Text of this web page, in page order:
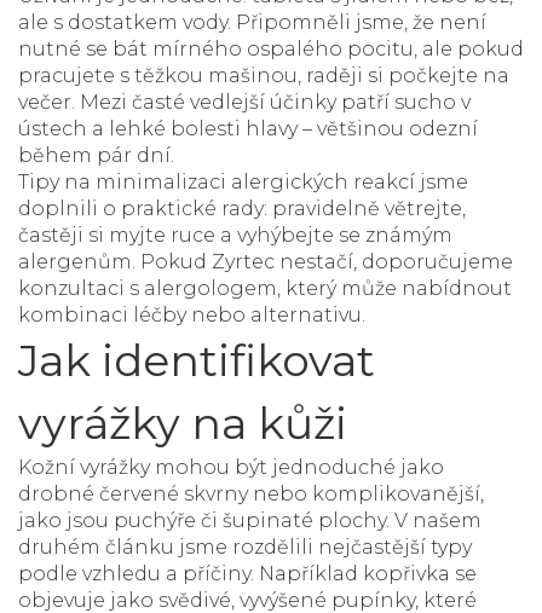
ale s dostatkem vody. Připomněli jsme, že není
nutné se bát mírného ospalého pocitu, ale pokud
pracujete s těžkou mašinou, raději si počkejte na
večer. Mezi časté vedlejší účinky patří sucho v
ústech a lehké bolesti hlavy – většinou odezní
během pár dní.
Tipy na minimalizaci alergických reakcí jsme
doplnili o praktické rady: pravidelně větrejte,
častěji si myjte ruce a vyhýbejte se známým
alergenům. Pokud Zyrtec nestačí, doporučujeme
konzultaci s alergologem, který může nabídnout
kombinaci léčby nebo alternativu.
Jak identifikovat
vyrážky na kůži
Kožní vyrážky mohou být jednoduché jako
drobné červené skvrny nebo komplikovanější,
jako jsou puchýře či šupinaté plochy. V našem
druhém článku jsme rozdělili nejčastější typy
podle vzhledu a příčiny. Například kopřivka se
objevuje jako svědivé, vyvýšené pupínky, které